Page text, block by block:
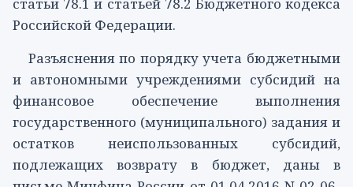
Российской Федерации.
Разъяснения по порядку учета бюджетными
и автономными учреждениями субсидий на
финансовое обеспечение выполнения
государственного (муниципального) задания и
остатков неиспользованных субсидий,
подлежащих возврату в бюджет, даны в